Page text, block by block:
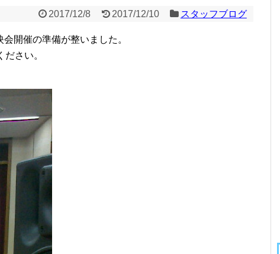
2017/12/8 2017/12/10 スタッフブログ
開催の準備が整いました。
さい。